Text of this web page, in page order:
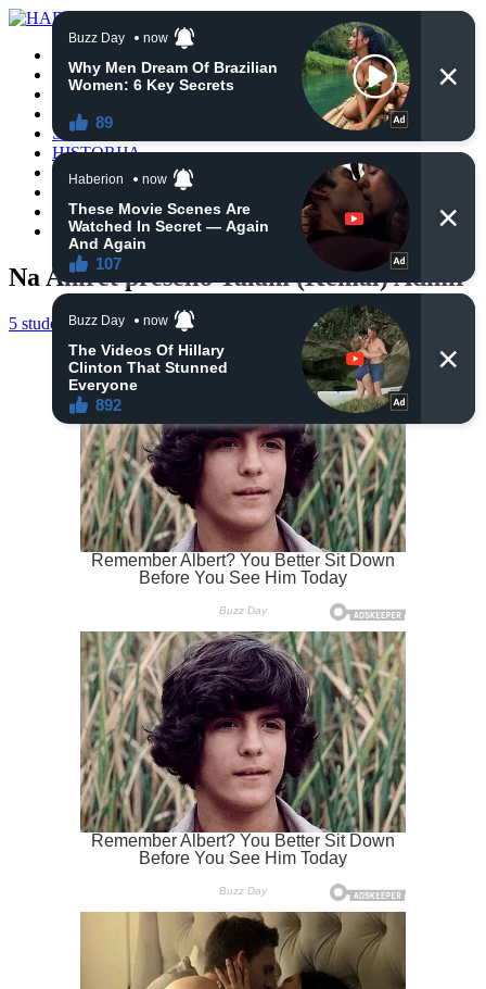
VIJESTI
BIH
TURSKA
SVIJET
HISTORIJA
RELIGIJA
ZANIMLJIVOSTI
CRNA HRONIKA
OBAVIJESTI
Na Ahiret preselio Talam (Kemal) Admir
5 studenoga, 2020 haberhana 0